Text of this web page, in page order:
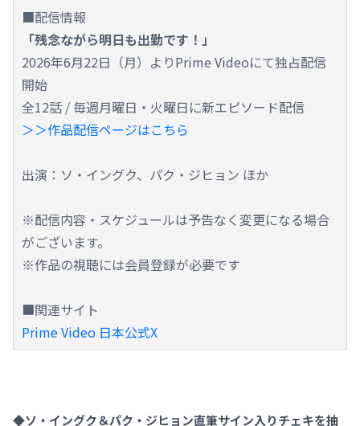
■配信情報
「残念ながら明日も出勤です！」
2026年6月22日（月）よりPrime Videoにて独占配信
開始
全12話 / 毎週月曜日・火曜日に新エピソード配信
＞＞作品配信ページはこちら
出演：ソ・イングク、パク・ジヒョン ほか
※配信内容・スケジュールは予告なく変更になる場合
がございます。
※作品の視聴には会員登録が必要です
■関連サイト
Prime Video 日本公式X
◆ソ・イングク＆パク・ジヒョン直筆サイン入りチェキを抽